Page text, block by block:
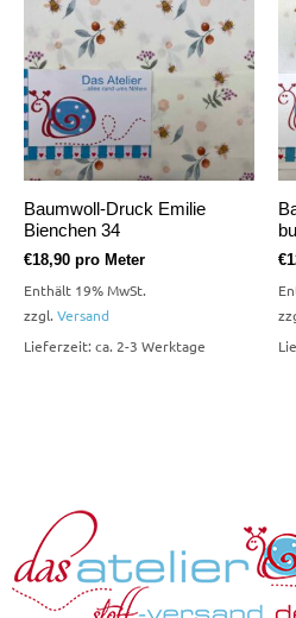
Baumwoll-Druck Emilie
Bienchen 34
€18,90 pro Meter
Enthält 19% MwSt.
zzgl. Versand
Lieferzeit: ca. 2-3 Werktage
€